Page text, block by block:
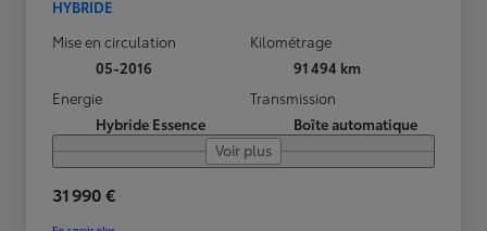
HYBRIDE
Mise en circulation
05-2016
Kilométrage
91 494 km
Energie
Hybride Essence
Transmission
Boîte automatique
Voir plus
31 990 €